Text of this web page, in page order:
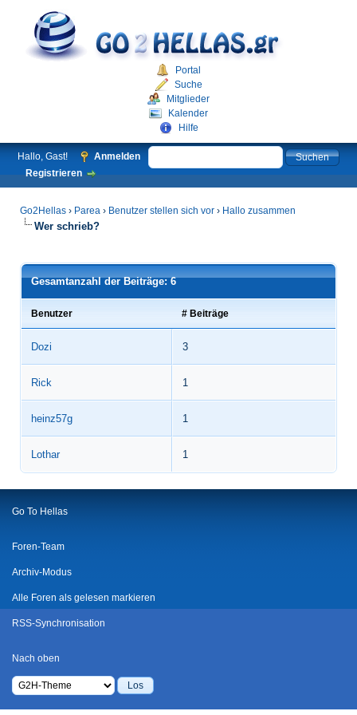
Portal
Suche
Mitglieder
Kalender
Hilfe
Hallo, Gast!
Anmelden
Registrieren
Go2Hellas › Parea › Benutzer stellen sich vor › Hallo zusammen
Wer schrieb?
Gesamtanzahl der Beiträge: 6
Benutzer # Beiträge
Dozi 3
Rick 1
heinz57g 1
Lothar 1
Go To Hellas
Foren-Team
Archiv-Modus
Alle Foren als gelesen markieren
RSS-Synchronisation
Nach oben